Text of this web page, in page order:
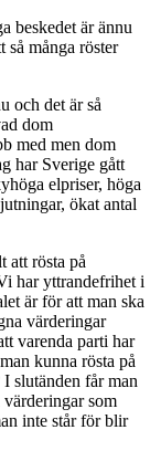
beskedet är ännu
så många röster
och det är så
dom
med men dom
har Sverige gått
elpriser, höga
ökat antal
att rösta på
har yttrandefrihet i
är för att man ska
värderingar
varenda parti har
kunna rösta på
slutänden får man
som
inte står för blir